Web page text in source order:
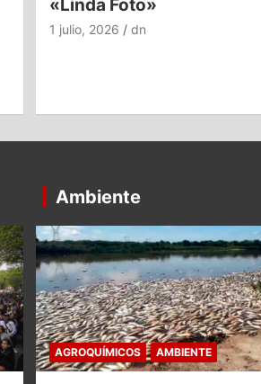
«Linda Foto»
1 julio, 2026 dn
Ambiente
AGROQUÍMICOS AMBIENTE